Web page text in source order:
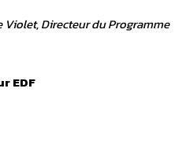
Directeur du Programme
EDF